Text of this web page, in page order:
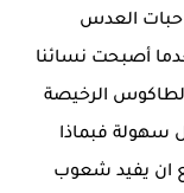
حبات العدس
أصبحت نسائنا
الرخيصة
سهولة فبماذا
ان يفيد شعوب